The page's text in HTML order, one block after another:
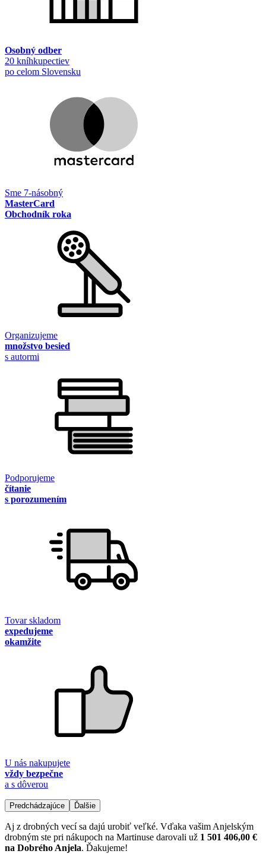
Osobný odber
20 kníhkupectiev
po celom Slovensku
Sme 7-násobný
MasterCard
Obchodník roka
Organizujeme
množstvo besied
s autormi
Podporujeme
čítanie
s porozumením
Tovar skladom
expedujeme
okamžite
U nás nakupujete
vždy bezpečne
a s dôverou
Predchádzajúce Ďalšie
Aj z drobných vecí sa dajú urobiť veľké. Vďaka vašim Anjelským
drobným ste pri nákupoch na Martinuse darovali už 1 501 406,00 €
na Dobrého Anjela. Ďakujeme!